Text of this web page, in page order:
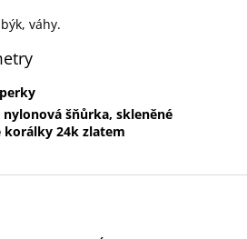
váhy.
šňůrka, skleněné
korálky 24k zlatem